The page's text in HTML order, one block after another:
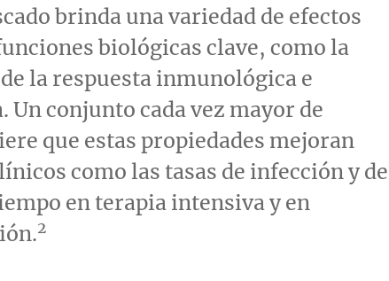
brinda una variedad de efectos
biológicas clave, como la
la respuesta inmunológica e
conjunto cada vez mayor de
que estas propiedades mejoran
como las tasas de infección y de
en terapia intensiva y en
2